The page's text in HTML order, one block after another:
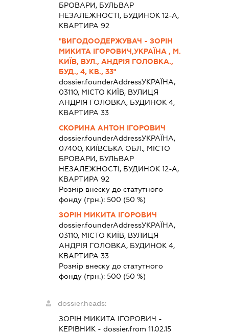
БРОВАРИ, БУЛЬВАР
НЕЗАЛЕЖНОСТІ, БУДИНОК 12-А,
КВАРТИРА 92
"ВИГОДООДЕРЖУВАЧ - ЗОРІН
МИКИТА ІГОРОВИЧ,УКРАЇНА , М.
КИЇВ, ВУЛ., АНДРІЯ ГОЛОВКА.,
БУД., 4, КВ., 33"
dossier.founderAddressУКРАЇНА,
03110, МІСТО КИЇВ, ВУЛИЦЯ
АНДРІЯ ГОЛОВКА, БУДИНОК 4,
КВАРТИРА 33
СКОРИНА АНТОН ІГОРОВИЧ
dossier.founderAddressУКРАЇНА,
07400, КИЇВСЬКА ОБЛ., МІСТО
БРОВАРИ, БУЛЬВАР
НЕЗАЛЕЖНОСТІ, БУДИНОК 12-А,
КВАРТИРА 92
Розмір внеску до статутного
фонду (грн.): 500 (50 %)
ЗОРІН МИКИТА ІГОРОВИЧ
dossier.founderAddressУКРАЇНА,
03110, МІСТО КИЇВ, ВУЛИЦЯ
АНДРІЯ ГОЛОВКА, БУДИНОК 4,
КВАРТИРА 33
Розмір внеску до статутного
фонду (грн.): 500 (50 %)
dossier.heads:
ЗОРІН МИКИТА ІГОРОВИЧ -
КЕРІВНИК - dossier.from 11.02.15